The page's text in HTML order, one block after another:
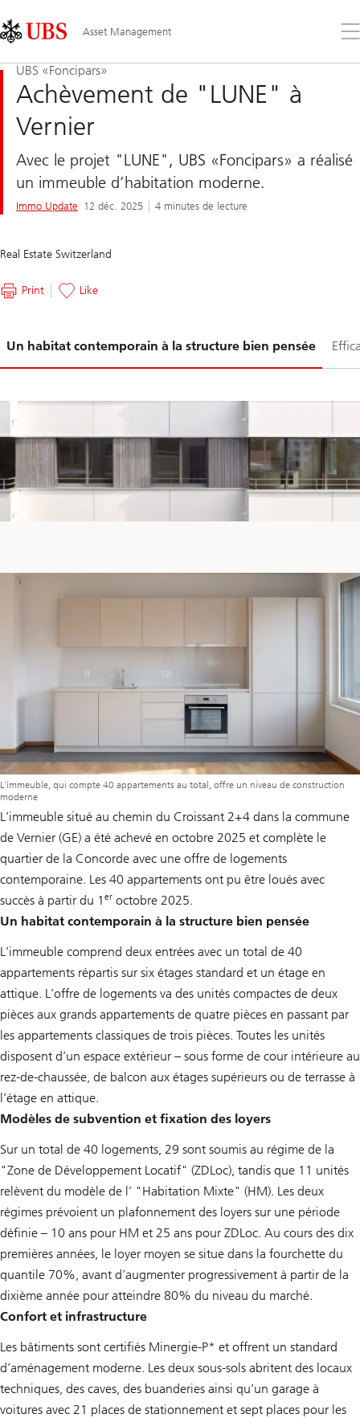
Links
Area
Asset Management
le
UBS «Foncipars»
Achèvement de "LUNE" à
Vernier
Avec le projet "LUNE", UBS «Foncipars» a réalisé
un immeuble d’habitation moderne.
Immo Update 12 déc. 2025 4 minutes de lecture
Real Estate Switzerland
Print Like
Un habitat contemporain à la structure bien pensée
1-
L’immeuble, qui compte 40 appartements au total, offre un niveau de construction
moderne
L’immeuble situé au chemin du Croissant 2+4 dans la commune
de Vernier (GE) a été achevé en octobre 2025 et complète le
quartier de la Concorde avec une offre de logements
contemporaine. Les 40 appartements ont pu être loués avec
succès à partir du 1 er octobre 2025.
Un habitat contemporain à la structure bien pensée
L’immeuble comprend deux entrées avec un total de 40
appartements répartis sur six étages standard et un étage en
attique. L’offre de logements va des unités compactes de deux
pièces aux grands appartements de quatre pièces en passant par
les appartements classiques de trois pièces. Toutes les unités
disposent d’un espace extérieur – sous forme de cour intérieure au
rez-de-chaussée, de balcon aux étages supérieurs ou de terrasse à
l’étage en attique.
Modèles de subvention et fixation des loyers
Sur un total de 40 logements, 29 sont soumis au régime de la
"Zone de Développement Locatif" (ZDLoc), tandis que 11 unités
relèvent du modèle de l’ "Habitation Mixte" (HM). Les deux
régimes prévoient un plafonnement des loyers sur une période
définie – 10 ans pour HM et 25 ans pour ZDLoc. Au cours des dix
premières années, le loyer moyen se situe dans la fourchette du
quantile 70%, avant d’augmenter progressivement à partir de la
dixième année pour atteindre 80% du niveau du marché.
Confort et infrastructure
Les bâtiments sont certifiés Minergie-P* et offrent un standard
d’aménagement moderne. Les deux sous-sols abritent des locaux
techniques, des caves, des buanderies ainsi qu’un garage à
voitures avec 21 places de stationnement et sept places pour les